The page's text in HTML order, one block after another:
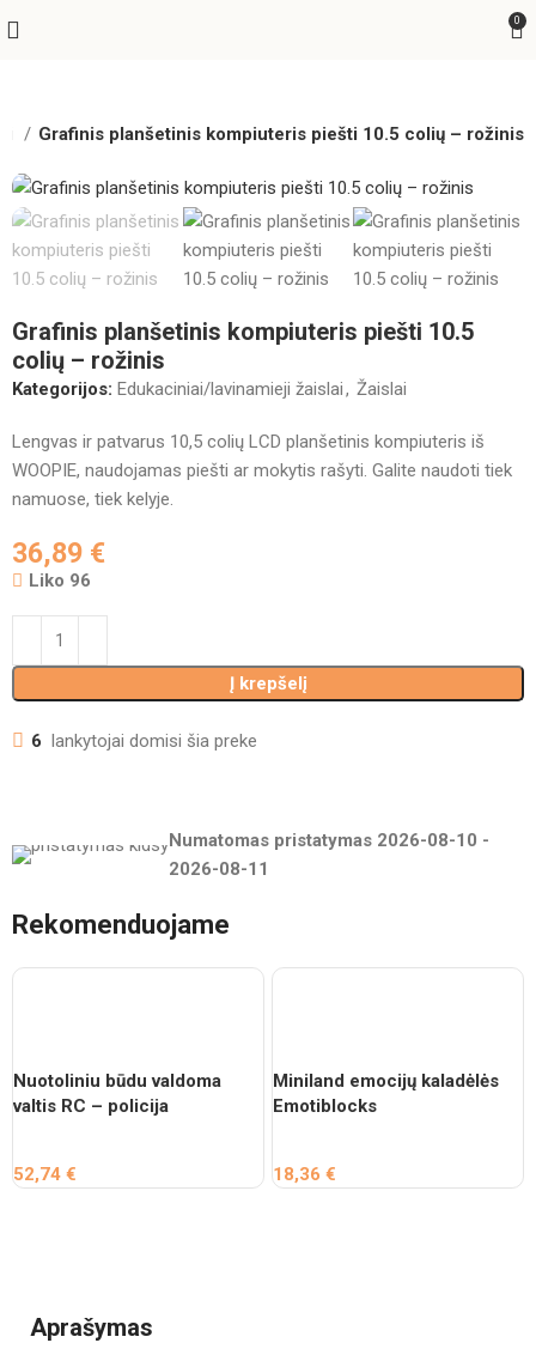
0
Grafinis planšetinis kompiuteris piešti 10.5 colių – rožinis
Grafinis planšetinis kompiuteris piešti 10.5
colių – rožinis
Kategorijos: Edukaciniai/lavinamieji žaislai, Žaislai
Lengvas ir patvarus 10,5 colių LCD planšetinis kompiuteris iš
WOOPIE, naudojamas piešti ar mokytis rašyti. Galite naudoti tiek
namuose, tiek kelyje.
36,89 €
Liko 96
Į krepšelį
6 lankytojai domisi šia preke
Numatomas pristatymas 2026-08-10 -
2026-08-11
Rekomenduojame
Nuotoliniu būdu valdoma
valtis RC – policija
52,74€
Miniland emocijų kaladėlės
Emotiblocks
18,36 €
Aprašymas